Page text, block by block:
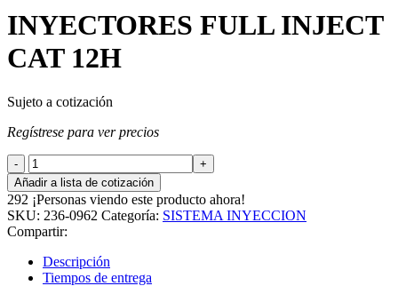
INYECTORES FULL INJECT
CAT 12H
Sujeto a cotización
Regístrese para ver precios
INYECTORES
FULL
INJECT
CAT
12H
cantidad
Añadir a lista de cotización
292 ¡Personas viendo este producto ahora!
SKU: 236-0962 Categoría: SISTEMA INYECCION
Compartir:
Descripción
Tiempos de entrega